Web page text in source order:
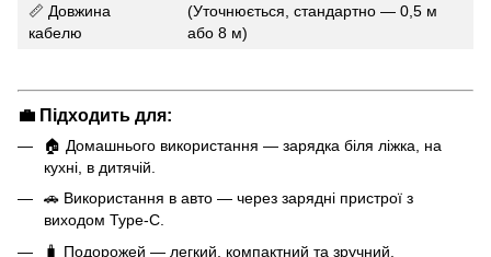
📏 Довжина
кабелю
(Уточнюється, стандартно — 0,5 м
або 8 м)
💼 Підходить для:
🏠 Домашнього використання — зарядка біля ліжка, на
кухні, в дитячій.
🚗 Використання в авто — через зарядні пристрої з
виходом Type-C.
🧳 Подорожей — легкий, компактний та зручний.